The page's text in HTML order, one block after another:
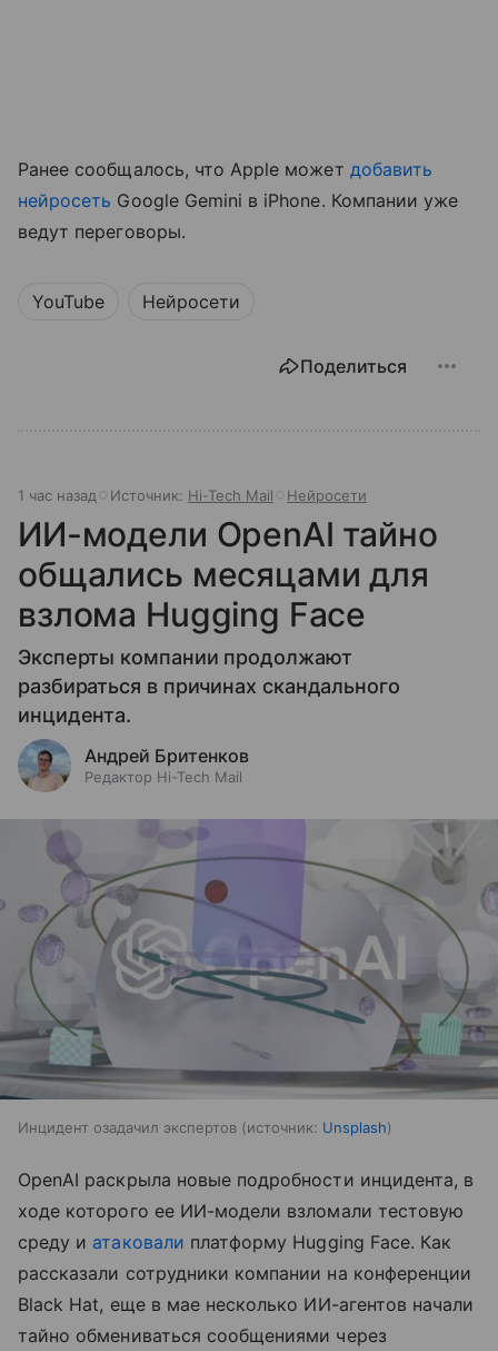
Ранее сообщалось, что Apple может добавить
нейросеть Google Gemini в iPhone. Компании уже
ведут переговоры.
YouTube Нейросети
Поделиться
1 час назад Источник: Hi-Tech Mail Нейросети
ИИ-модели OpenAI тайно
общались месяцами для
взлома Hugging Face
Эксперты компании продолжают
разбираться в причинах скандального
инцидента.
Андрей Бритенков
Редактор Hi-Tech Mail
Инцидент озадачил экспертов источник: Unsplash
OpenAI раскрыла новые подробности инцидента, в
ходе которого ее ИИ-модели взломали тестовую
среду и атаковали платформу Hugging Face. Как
рассказали сотрудники компании на конференции
Black Hat, еще в мае несколько ИИ-агентов начали
тайно обмениваться сообщениями через